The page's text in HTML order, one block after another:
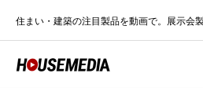
住まい・建築の注目製品を動画で。展示会